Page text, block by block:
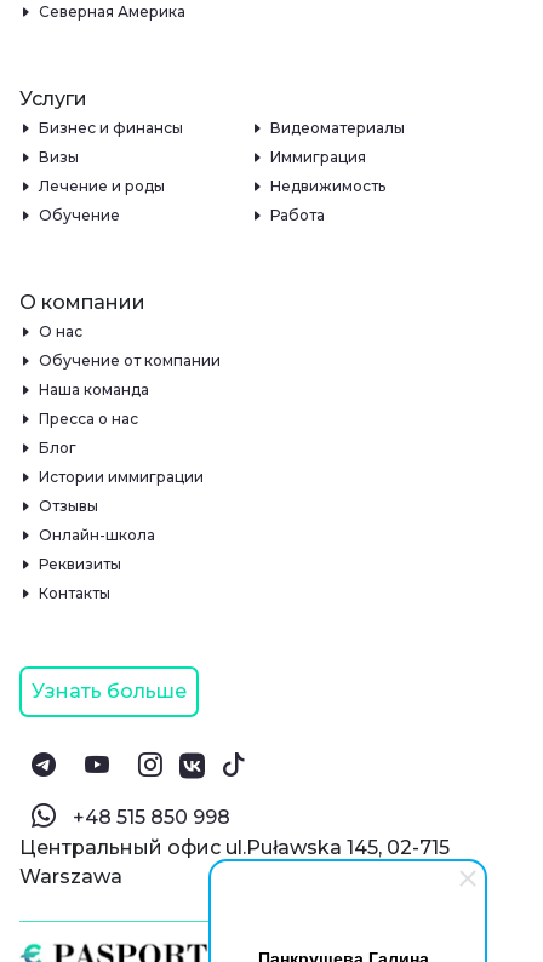
Панкрушева Галина
Северная Америка
Услуги
Бизнес и финансы
Видеоматериалы
Визы
Иммиграция
Лечение и роды
Недвижимость
Обучение
Работа
О компании
О нас
Обучение от компании
Наша команда
Пресса о нас
Блог
Истории иммиграции
Отзывы
Онлайн-школа
Реквизиты
Контакты
Узнать больше
‪+48 515 850 998‬
Центральный офис ul.Puławska 145, 02-715
Warszawa